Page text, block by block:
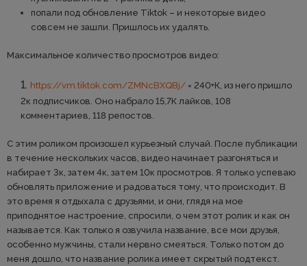
попали под обновление Tiktok – и некоторые видео
совсем не зашли. Пришлось их удалять.
Максимальное количество просмотров видео:
https://vm.tiktok.com/ZMNcBXQBj/ = 240+К, из него пришло
2к подписчиков. Оно набрало 15,7К лайков, 108
комментариев, 118 репостов.
С этим роликом произошел курьезный случай. После публикации
в течение нескольких часов, видео начинает разгоняться и
набирает 3к, затем 4к, затем 10к просмотров. Я только успеваю
обновлять приложение и радоваться тому, что происходит. В
это время я отдыхала с друзьями, и они, глядя на мое
приподнятое настроение, спросили, о чем этот ролик и как он
называется. Как только я озвучила название, все мои друзья,
особенно мужчины, стали нервно смеяться. Только потом до
меня дошло, что название ролика имеет скрытый подтекст.